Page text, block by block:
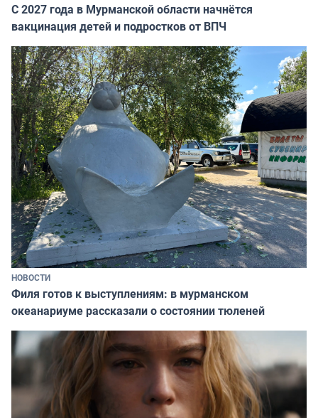
С 2027 года в Мурманской области начнётся
вакцинация детей и подростков от ВПЧ
НОВОСТИ
Филя готов к выступлениям: в мурманском
океанариуме рассказали о состоянии тюленей